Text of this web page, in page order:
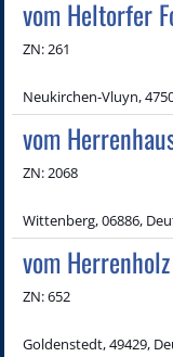
vom Heltorfer
ZN: 261
Neukirchen-Vluyn,
vom
ZN: 2068
Wittenberg, 06886,
vom Herrenholz
ZN: 652
Goldenstedt, 49429,